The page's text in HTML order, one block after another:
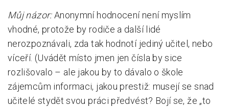
Můj názor:Anonymní hodnocení není myslím
vhodné, protože by rodiče a další lidé
nerozpoznávali, zda tak hodnotí jediný učitel, nebo
víceří. (Uvádět místo jmen jen čísla by sice
rozlišovalo – ale jakou by to dávalo o škole
zájemcům informaci, jakou prestiž: musejí se snad
učitelé stydět svou práci předvést? Bojí se, že „to